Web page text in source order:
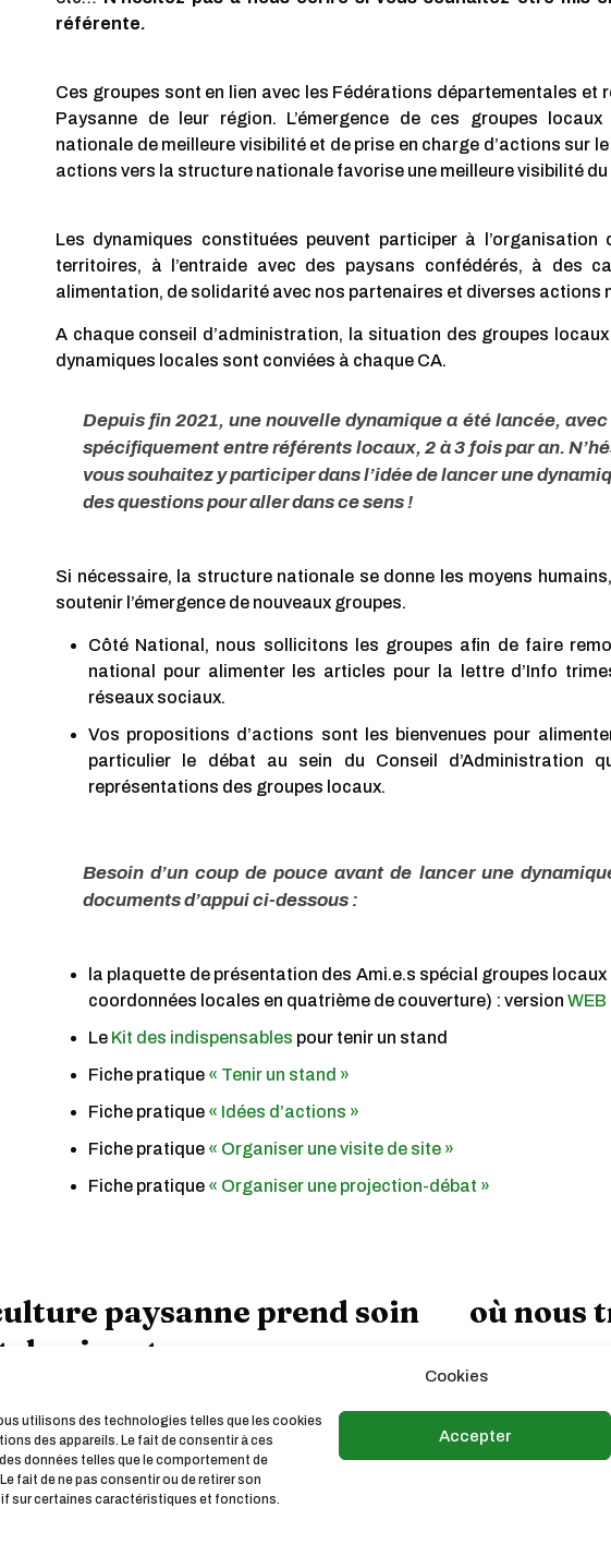
Cookies
utilisons des technologies telles que les cookies
des appareils. Le fait de consentir à ces
données telles que le comportement de
fait de ne pas consentir ou de retirer son
sur certaines caractéristiques et fonctions.
Accepter
référente.
Ces groupes sont en lien avec les Fédérations départementales et
Paysanne de leur région. L’émergence de ces groupes locaux
nationale de meilleure visibilité et de prise en charge d’actions sur
actions vers la structure nationale favorise une meilleure visibilité du
Les dynamiques constituées peuvent participer à
territoires, à l’entraide avec des paysans confédérés, à des
alimentation, de solidarité avec nos partenaires et diverses actions
A chaque conseil d’administration, la situation des groupes
dynamiques locales sont conviées à chaque CA.
Depuis fin 2021, une nouvelle dynamique a été lancée,
spécifiquement entre référents locaux, 2 à 3 fois par an.
vous souhaitez y participer dans l’idée de lancer une
des questions pour aller dans ce sens !
Si nécessaire, la structure nationale se donne les moyens
soutenir l’émergence de nouveaux groupes.
Côté National, nous sollicitons les groupes afin de faire
national pour alimenter les articles pour la lettre d’Info
réseaux sociaux.
Vos propositions d’actions sont les bienvenues pour
particulier le débat au sein du Conseil d’Administration
représentations des groupes locaux.
Besoin d’un coup de pouce avant de lancer une
documents d’appui ci-dessous :
la plaquette de présentation des Ami.e.s spécial groupes
coordonnées locales en quatrième de couverture) : version WEB
Le Kit des indispensables pour tenir un stand
Fiche pratique « Tenir un stand »
Fiche pratique « Idées d’actions »
Fiche pratique « Organiser une visite de site »
Fiche pratique « Organiser une projection-débat »
paysanne prend soin
du vivant.
où nous
93170 Bagnolet
Contactez-